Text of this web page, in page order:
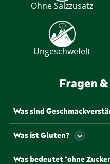
Ohne Salzzusatz
Ungeschwefelt
Fragen
Was sind
Als Geschmackverstärker
Lebensmittelzusatzstoffe
Geschmack und/oder den
Lebensmittels verstärken.
Was ist Gluten?
Gluten ist ein Eiweiß, dass
Was bedeutet "ohne